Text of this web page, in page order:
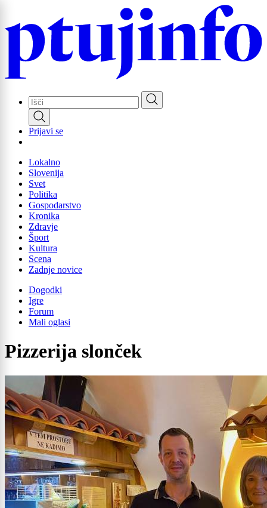
main
Prijavi se
Lokalno
Slovenija
Svet
Politika
Gospodarstvo
Kronika
Zdravje
Šport
Kultura
Scena
Zadnje novice
Dogodki
Igre
Forum
Mali oglasi
Pizzerija slonček